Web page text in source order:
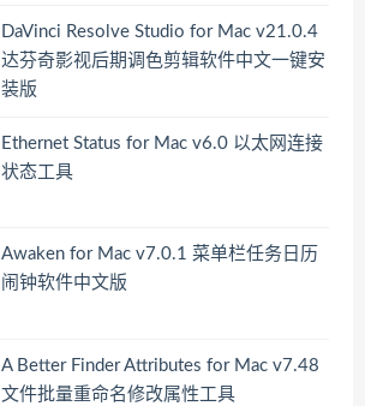
DaVinci Resolve Studio for Mac v21.0.4
达芬奇影视后期调色剪辑软件中文一键安
装版
Ethernet Status for Mac v6.0 以太网连接
状态工具
Awaken for Mac v7.0.1 菜单栏任务日历
闹钟软件中文版
A Better Finder Attributes for Mac v7.48
文件批量重命名修改属性工具